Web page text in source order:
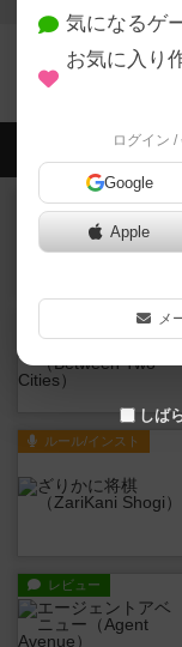
レビュー
ルール/インスト
レビュー
気になるゲ
お気に入り
ログイン /
Google
Apple
メ
しば